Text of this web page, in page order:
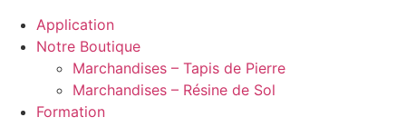
Application
Notre Boutique
Marchandises – Tapis de Pierre
Marchandises – Résine de Sol
Formation